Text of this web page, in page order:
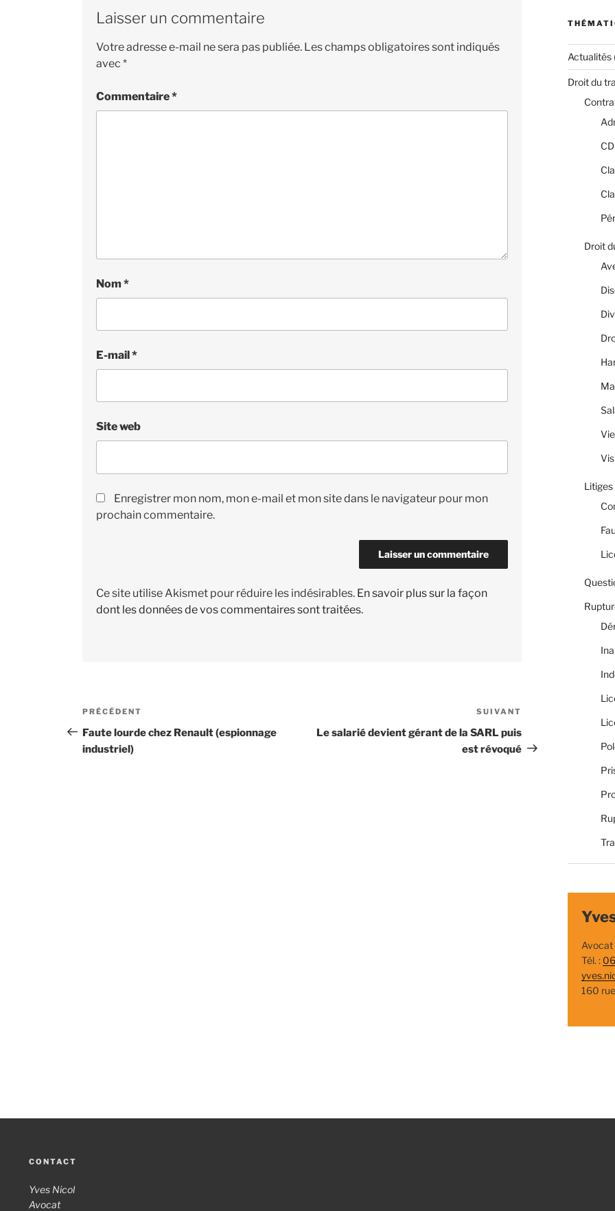
Laisser un commentaire
Votre adresse e-mail ne sera pas publiée. Les champs obligatoires sont indiqués
avec *
Commentaire*
Nom *
E-mail*
Site web
Enregistrer mon nom, mon e-mail et mon site dans le navigateur pour mon
prochain commentaire.
Ce site utilise Akismet pour réduire les indésirables. En savoir plus sur la façon
dont les données de vos commentaires sont traitées.
Navigation
de
l’article
Article
précédent
PRÉCÉDENT
Faute lourde chez Renault (espionnage
industriel)
SUIVANT
Le salarié devient gérant de la SARL puis
est révoqué
Actualités
Droit du
Droit
Litiges
Avocat
Tél. :
160
CONTACT
Yves Nicol
Avocat